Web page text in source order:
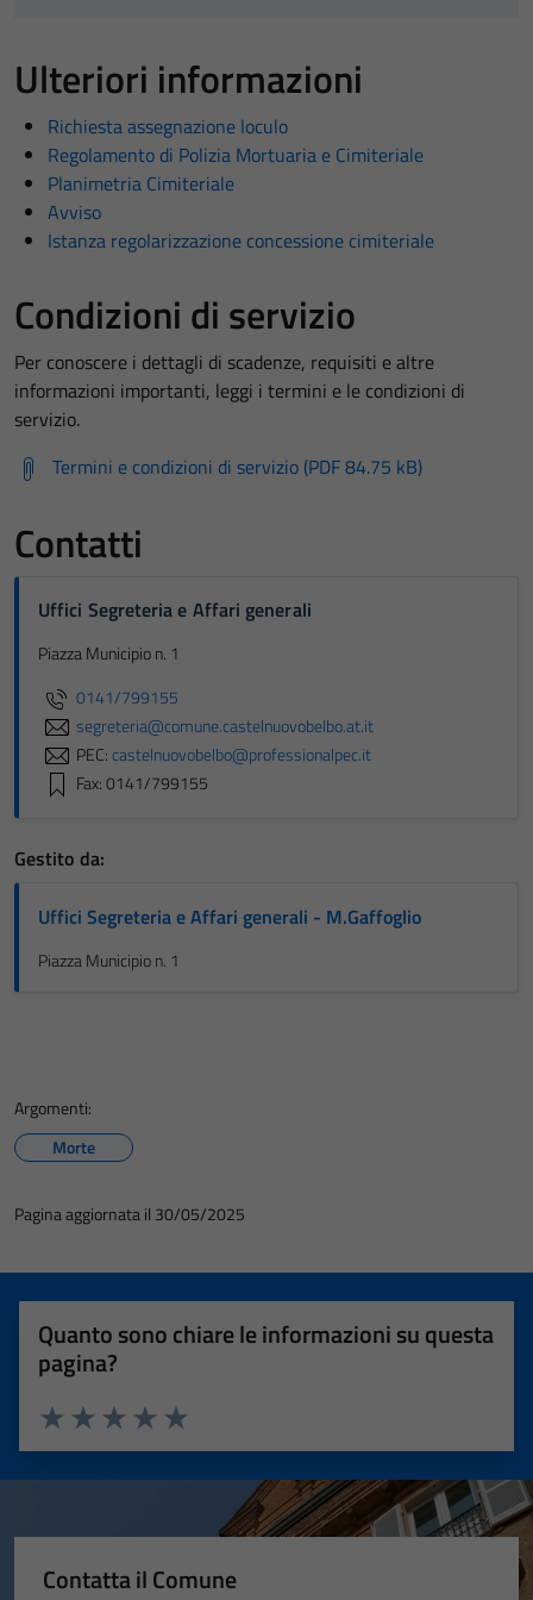
Ulteriori informazioni
Richiesta assegnazione loculo
Regolamento di Polizia Mortuaria e Cimiteriale
Planimetria Cimiteriale
Avviso
Istanza regolarizzazione concessione cimiteriale
Condizioni di servizio
Per conoscere i dettagli di scadenze, requisiti e altre
informazioni importanti, leggi i termini e le condizioni di
servizio.
Termini e condizioni di servizio (PDF 84.75 kB)
Contatti
Uffici Segreteria e Affari generali
Piazza Municipio n. 1
0141/799155
segreteria@comune.castelnuovobelbo.at.it
PEC:castelnuovobelbo@professionalpec.it
Fax: 0141/799155
Gestito da:
Uffici Segreteria e Affari generali - M.Gaffoglio
Piazza Municipio n. 1
Argomenti:
Morte
Pagina aggiornata il 30/05/2025
Quanto sono chiare le informazioni su questa
pagina?
Valuta 5 stelle su 5
Valuta 4 stelle su 5
Valuta 3 stelle su 5
Valuta 2 stelle su 5
Valuta 1 stelle su 5
Contatta il Comune